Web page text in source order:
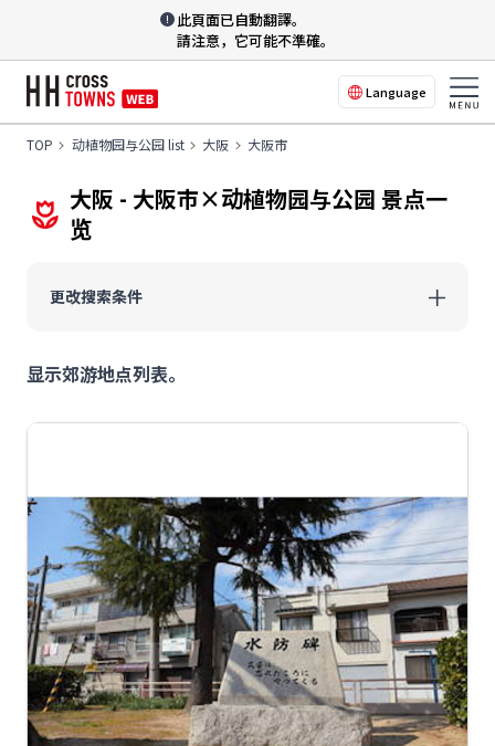
此頁面已自動翻譯。
請注意，它可能不準確。
Language
TOP 动植物园与公园 list 大阪 大阪市
大阪 - 大阪市×动植物园与公园 景点一
览
更改搜索条件
显示郊游地点列表。